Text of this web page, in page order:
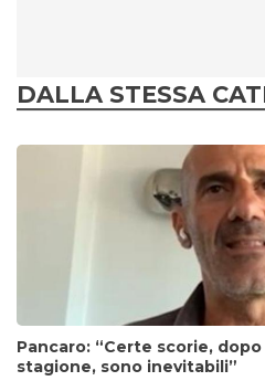
DALLA STESSA
Pancaro: “Certe scorie,
stagione, sono inevitabili”